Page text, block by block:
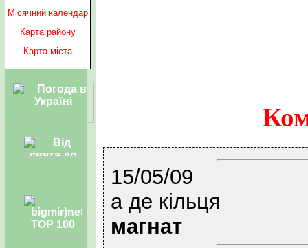
Місячний календар
Карта району
Карта міста
15/05/09
а де кільця
магнат